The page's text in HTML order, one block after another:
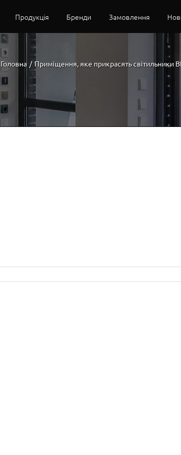
Продукція Бренди Замовлення
Головна / Приміщення, яке прикрасять світильники